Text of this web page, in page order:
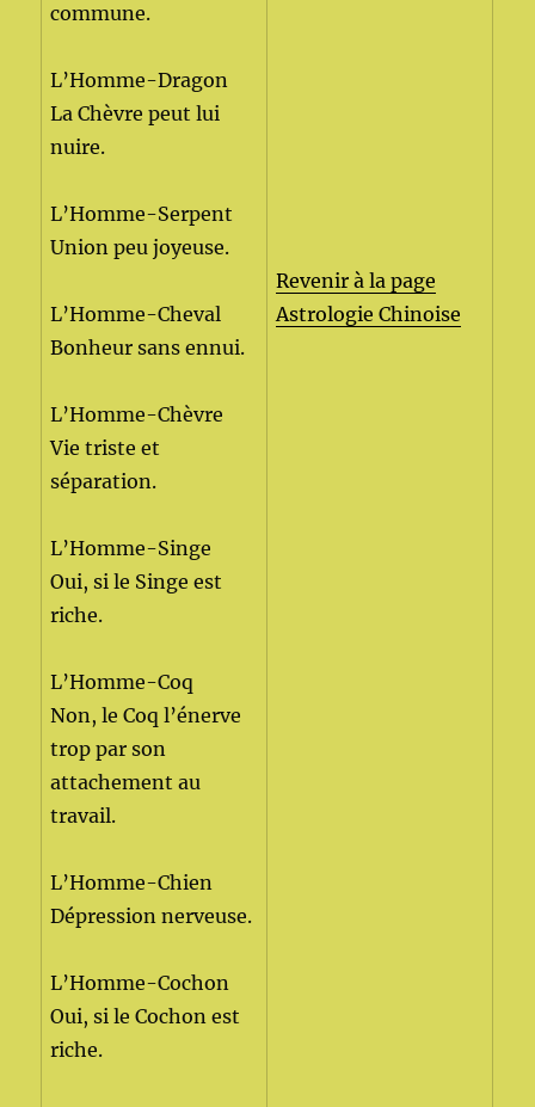
commune.
L’Homme-Dragon
La Chèvre peut lui
nuire.
L’Homme-Serpent
Union peu joyeuse.
L’Homme-Cheval
Bonheur sans ennui.
L’Homme-Chèvre
Vie triste et
séparation.
L’Homme-Singe
Oui, si le Singe est
riche.
L’Homme-Coq
Non, le Coq l’énerve
trop par son
attachement au
travail.
L’Homme-Chien
Dépression nerveuse.
L’Homme-Cochon
Oui, si le Cochon est
riche.
Revenir à la page
Astrologie Chinoise